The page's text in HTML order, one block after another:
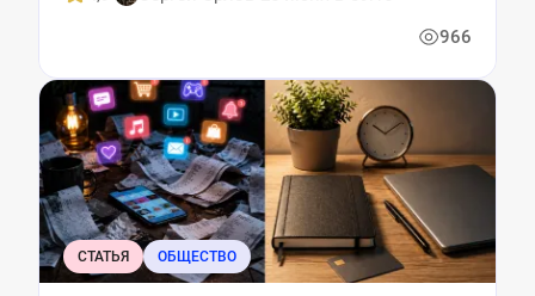
966
СТАТЬЯ ОБЩЕСТВО